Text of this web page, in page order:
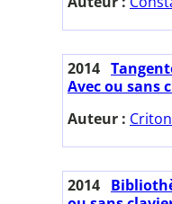
2014
Avec ou sans
Auteur :
2014